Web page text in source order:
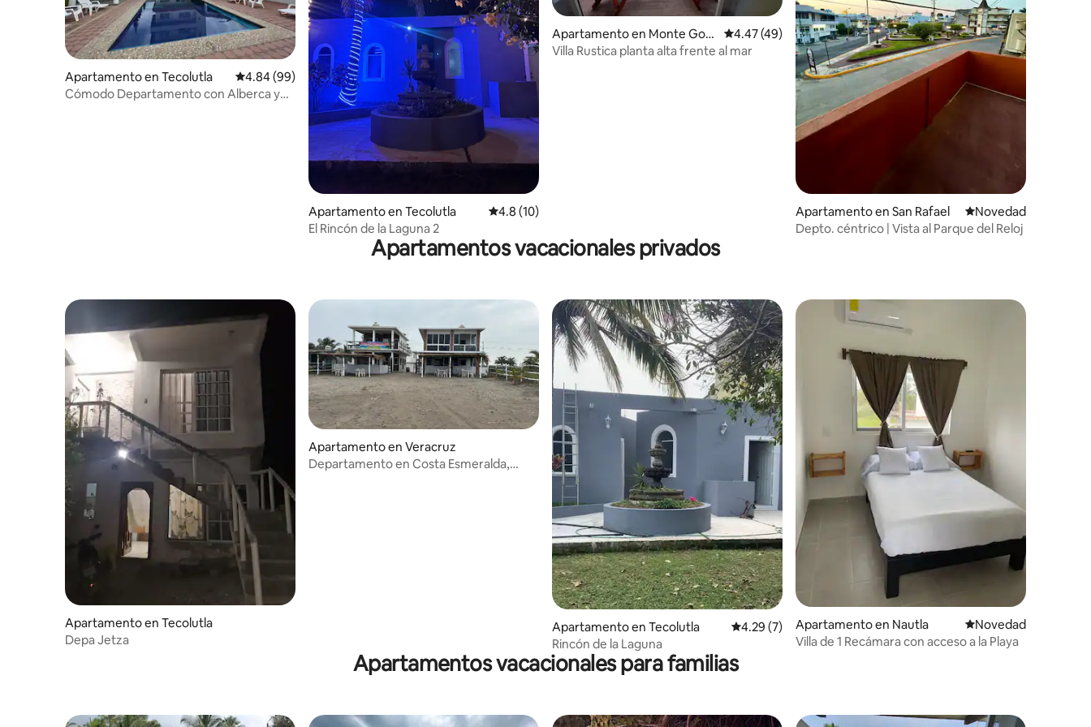
Apartamento en Tecolutla Calificación promedio: 4.84 de 5, 99 reseñas
4.84 (99)
Cómodo Departamento con Alberca y
Apartamento en Tecolutla Calificación promedio: 4.8 de 5, 10 reseñas
4.8 (10)
El Rincón de la Laguna 2
Apartamento en Monte Gord
o
Calificación promedio: 4.47 de 5, 49 reseñas
4.47 (49)
Villa Rustica planta alta frente al mar
Apartamento en San Rafael Lugar para
Novedad
Depto. céntrico | Vista al Parque del Reloj
Apartamentos vacacionales privados
Apartamento en Tecolutla
Depa Jetza
Apartamento en Veracruz
Departamento en Costa Esmeralda,
Apartamento en Tecolutla Calificación promedio: 4.29 de 5, 7 reseñas
4.29 (7)
Rincón de la Laguna
Apartamento en Nautla Lugar para
Novedad
Villa de 1 Recámara con acceso a la Playa
Apartamentos vacacionales para familias